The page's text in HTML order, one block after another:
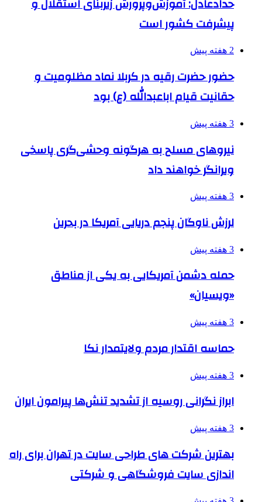
پیشرفت کشور است
2 هفته پیش
حضور حضرت رقیه در کربلا نماد مظلومیت و
حقانیت قیام اباعبدالله (ع) بود
3 هفته پیش
نیروهای مسلح به هرگونه وحشی‌گری پاسخی
ویرانگر خواهند داد
3 هفته پیش
لرزش ناوگان پنجم دریایی آمریکا در بحرین
3 هفته پیش
حمله دشمن آمریکایی به یکی از مناطق
«ویسیان»
3 هفته پیش
حماسه اقتدار مردم ولایتمدار نکا
3 هفته پیش
ابراز نگرانی روسیه از تشدید تنش‌ها پیرامون ایران
3 هفته پیش
بهترین شرکت های طراحی سایت در تهران برای راه
اندازی سایت فروشگاهی و شرکتی